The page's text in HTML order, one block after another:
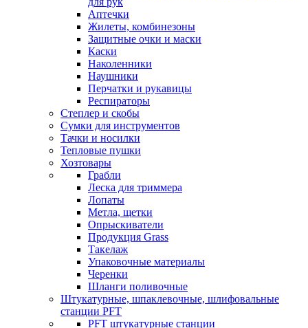
Аптечки
Жилеты, комбинезоны
Защитные очки и маски
Каски
Наколенники
Наушники
Перчатки и рукавицы
Респираторы
Степлер и скобы
Сумки для инструментов
Тачки и носилки
Тепловые пушки
Хозтовары
Грабли
Леска для триммера
Лопаты
Метла, щетки
Опрыскиватели
Продукция Grass
Такелаж
Упаковочные материалы
Черенки
Шланги поливочные
Штукатурные, шпаклевочные, шлифовальные
станции PFT
PFT штукатурные станции